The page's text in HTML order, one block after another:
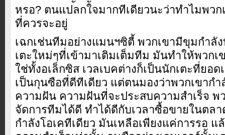
หรอ? ตนแปลกใจมากทีเดียวนะว่าทำไมพวก
ที่ควรจะอยู่
เฉกเช่นทีมอย่างแมนฯซิตี้ พวกเขามีขุมกำลั
เตะใหม่ๆที่เข้ามาเติมเต็มทีม มันทำให้พวกเ
ใช่ทั้งอเล็กซิส เวลเบคต่างก็เป็นนักเตะที่ยอด
เป็นกุนซือที่ดีทีเดียว แต่ตนมองว่าพวกเขาก
ความฝัน ความฝันที่จะประสบความสำเร็จ พ
จัดการทีมได้ดี ทำได้ดีกับเวลาซื้อขายในตลา
กำลังโอเคทีเดียว มันเหลือเพียงแค่การรอ แ